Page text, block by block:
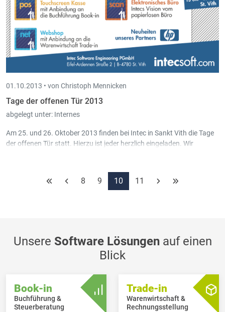
01.10.2013 • von Christoph Mennicken
Tage der offenen Tür 2013
abgelegt unter: Internes
Am 25. und 26. Oktober 2013 finden bei Intec in Sankt Vith die Tage
der offenen Tür statt. Hierzu ist jeder herzlich eingeladen. Wir
8 9 10 11
Unsere Software Lösungenauf einen
Blick
Book-in
Buchführung &
Steuerberatung
Trade-in
Warenwirtschaft &
Rechnungsstellung